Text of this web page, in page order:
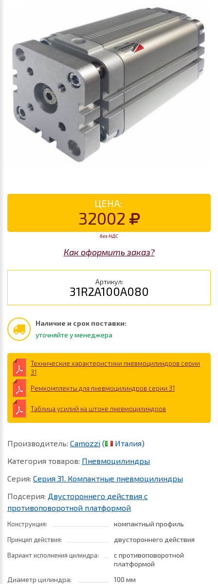
ЦЕНА:
32002
без НДС
Как оформить заказ?
Артикул:
31R2A100A080
Наличие и срок поставки:
уточняйте у менеджера
Технические характеристики пневмоцилиндров серии
31
Ремкомплекты для пневмоцилиндров серии 31
Таблица усилий на штоке пневмоцилиндров
Производитель: Camozzi (
Италия)
Категория товаров: Пневмоцилиндры
Серия: Серия 31. Компактные пневмоцилиндры
Подсерия: Двустороннего действия с
противоповоротной платформой
Конструкция: компактный профиль
Принцип действия: двустороннего действия
Вариант исполнения цилиндра:
с противоповоротной
платформой
Диаметр цилиндра:
100 мм